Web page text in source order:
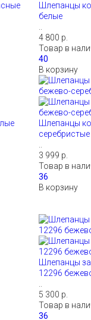
Шлепанцы
белые
..
4 800 р.
Товар в
В корзину
Шлепанцы
серебристые
..
3 999 р.
Товар в
В корзину
Шлепанцы
12296
..
5 300 р.
Товар в